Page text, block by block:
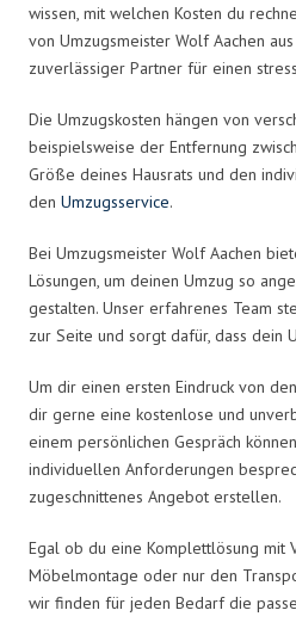
wissen, mit welchen Kosten du
von Umzugsmeister Wolf Aachen
zuverlässiger Partner für einen
Die Umzugskosten hängen von
beispielsweise der Entfernung
Größe deines Hausrats und den
den Umzugsservice.
Bei Umzugsmeister Wolf Aachen
Lösungen, um deinen Umzug so
gestalten. Unser erfahrenes Team
zur Seite und sorgt dafür, dass dein
Um dir einen ersten Eindruck von
dir gerne eine kostenlose und
einem persönlichen Gespräch
individuellen Anforderungen
zugeschnittenes Angebot erstellen.
Egal ob du eine Komplettlösung mit
Möbelmontage oder nur den
wir finden für jeden Bedarf die